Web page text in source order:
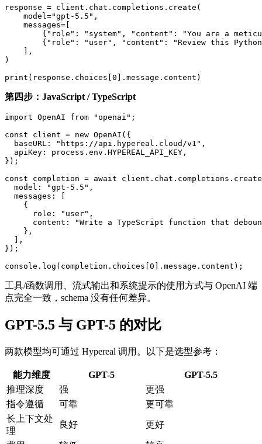
response = client.chat.completions.create(
    model="gpt-5.5",
    messages=[
{"role": "system", "content": "You are a
{"role": "user", "content": "Review this
    ],
)
第四步：JavaScript / TypeScript
import OpenAI from "openai";
const client = new OpenAI({
  baseURL: "https://api.hypereal.cloud/v1",
  apiKey: process.env.HYPEREAL_API_KEY,
});
const completion = await
  model: "gpt-5.5",
  messages: [
    {
      role: "user",
content: "Write a TypeScript function that
    },
  ],
});
工具/函数调用、流式输出和系统提示的使用方式与 OpenAI 端
点完全一致，schema 没有任何差异。
GPT-5.5 与 GPT-5 的对比
两款模型均可通过 Hypereal 调用。以下是选型参考：
能力维度 GPT-5
GPT-5.5
推理深度
强
更强
指令遵循
可靠
更可靠
长上下文处
理
良好 更好